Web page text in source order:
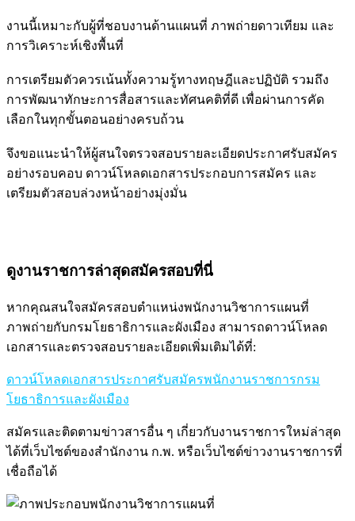
งานนี้เหมาะกับผู้ที่ชอบงานด้านแผนที่ ภาพถ่ายดาวเทียม และ
การวิเคราะห์เชิงพื้นที่
การเตรียมตัวควรเน้นทั้งความรู้ทางทฤษฎีและปฏิบัติ รวมถึง
การพัฒนาทักษะการสื่อสารและทัศนคติที่ดี เพื่อผ่านการคัด
เลือกในทุกขั้นตอนอย่างครบถ้วน
จึงขอแนะนำให้ผู้สนใจตรวจสอบรายละเอียดประกาศรับสมัคร
อย่างรอบคอบ ดาวน์โหลดเอกสารประกอบการสมัคร และ
เตรียมตัวสอบล่วงหน้าอย่างมุ่งมั่น
ดูงานราชการล่าสุดสมัครสอบที่นี่
หากคุณสนใจสมัครสอบตำแหน่งพนักงานวิชาการแผนที่
ภาพถ่ายกับกรมโยธาธิการและผังเมือง สามารถดาวน์โหลด
เอกสารและตรวจสอบรายละเอียดเพิ่มเติมได้ที่:
ดาวน์โหลดเอกสารประกาศรับสมัครพนักงานราชการกรม
โยธาธิการและผังเมือง
สมัครและติดตามข่าวสารอื่น ๆ เกี่ยวกับงานราชการใหม่ล่าสุด
ได้ที่เว็บไซต์ของสำนักงาน ก.พ. หรือเว็บไซต์ข่าวงานราชการที่
เชื่อถือได้